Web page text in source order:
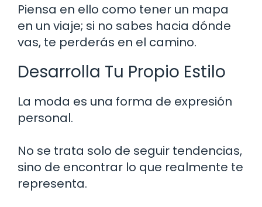
Piensa en ello como tener un mapa
en un viaje; si no sabes hacia dónde
vas, te perderás en el camino.
Desarrolla Tu Propio Estilo
La moda es una forma de expresión
personal.
No se trata solo de seguir tendencias,
sino de encontrar lo que realmente te
representa.